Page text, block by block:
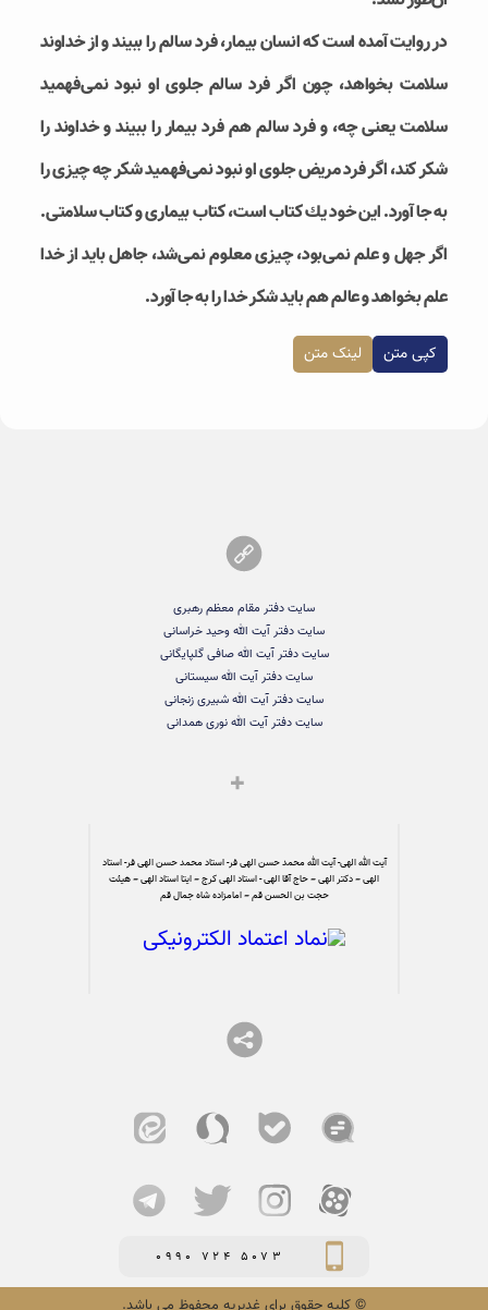
در روایت آمده است كه انسان بیمار، فرد سالم را ببیند و از خداوند
سلامت بخواهد، چون اگر فرد سالم جلوی او نبود نمی‌فهمید
سلامت یعنی چه، و فرد سالم هم فرد بیمار را ببیند و خداوند را
شكر كند، اگر فرد مریض جلوی او نبود نمی‌فهمید شكر چه چیزی را
به جا آورد. این خود یك كتاب است،‌ كتاب بیماری و كتاب سلامتی.
اگر جهل و علم نمی‌بود،‌ چیزی معلوم نمی‌شد، جاهل باید از خدا
علم بخواهد و عالم هم باید شكر خدا را به جا آورد.
کپی متن لینک متن
سایت دفتر مقام معظم رهبری
سایت دفتر آیت الله وحید خراسانی
سایت دفتر آیت الله صافی گلپایگانی
سایت دفتر آیت الله سیستانی
سایت دفتر آیت الله شبیری زنجانی
سایت دفتر آیت الله نوری همدانی
آیت الله الهی- آیت الله محمد حسن الهی فر- استاد محمد حسن الهی فر- استاد
الهی – دکتر الهی – حاج آقا الهی - استاد الهی کرج – ایتا استاد الهی – هیئت
حجت بن الحسن قم – امامزاده شاه جمال قم
0990 724 5073
© کلیه حقوق برای غدیریه محفوظ می باشد.